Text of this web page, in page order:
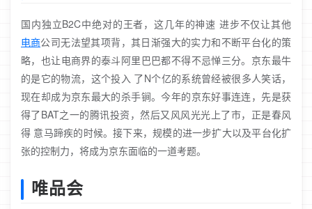
国内独立B2C中绝对的王者，这几年的神速 进步不仅让其他
电商公司无法望其项背，其日渐强大的实力和不断平台化的策
略，也让电商界的泰斗阿里巴巴都不得不忌惮三分。京东最牛
的是它的物流，这个投入 了N个亿的系统曾经被很多人笑话，
现在却成为京东最大的杀手锏。今年的京东好事连连，先是获
得了BAT之一的腾讯投资，然后又风风光光上了市，正是春风
得 意马蹄疾的时候。接下来，规模的进一步扩大以及平台化扩
张的控制力，将成为京东面临的一道考题。
唯品会